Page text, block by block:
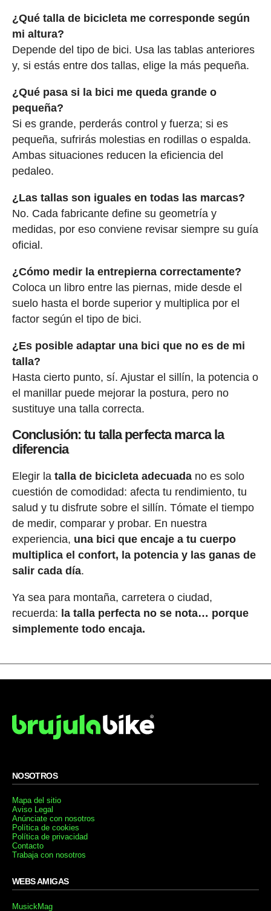
¿Qué talla de bicicleta me corresponde según
mi altura?
Depende del tipo de bici. Usa las tablas anteriores
y, si estás entre dos tallas, elige la más pequeña.
¿Qué pasa si la bici me queda grande o
pequeña?
Si es grande, perderás control y fuerza; si es
pequeña, sufrirás molestias en rodillas o espalda.
Ambas situaciones reducen la eficiencia del
pedaleo.
¿Las tallas son iguales en todas las marcas?
No. Cada fabricante define su geometría y
medidas, por eso conviene revisar siempre su guía
oficial.
¿Cómo medir la entrepierna correctamente?
Coloca un libro entre las piernas, mide desde el
suelo hasta el borde superior y multiplica por el
factor según el tipo de bici.
¿Es posible adaptar una bici que no es de mi
talla?
Hasta cierto punto, sí. Ajustar el sillín, la potencia o
el manillar puede mejorar la postura, pero no
sustituye una talla correcta.
Conclusión: tu talla perfecta marca la
diferencia
Elegir la talla de bicicleta adecuadano es solo
cuestión de comodidad: afecta tu rendimiento, tu
salud y tu disfrute sobre el sillín. Tómate el tiempo
de medir, comparar y probar. En nuestra
experiencia, una bici que encaje a tu cuerpo
multiplica el confort, la potencia y las ganas de
salir cada día.
Ya sea para montaña, carretera o ciudad,
recuerda: la talla perfecta no se nota… porque
simplemente todo encaja.
NOSOTROS
Mapa del sitio
Aviso Legal
Anúnciate con nosotros
Política de cookies
Política de privacidad
Contacto
Trabaja con nosotros
WEBS AMIGAS
MusickMag